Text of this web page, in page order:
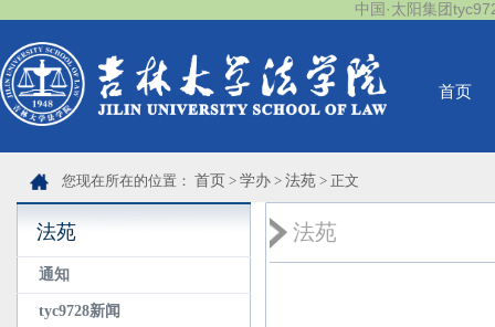
中国·太阳集团
首页
您现在所在的位置： 首页 > 学办 > 法苑 > 正文
法苑
通知
tyc9728新闻
法苑